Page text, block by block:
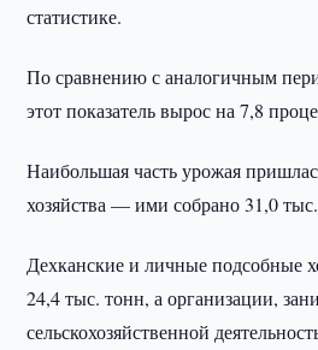
статистике.
По сравнению с аналогичным
этот показатель вырос на 7,8
Наибольшая часть урожая
хозяйства — ими собрано 31,0
Дехканские и личные подсобные
24,4 тыс. тонн, а организации,
сельскохозяйственной